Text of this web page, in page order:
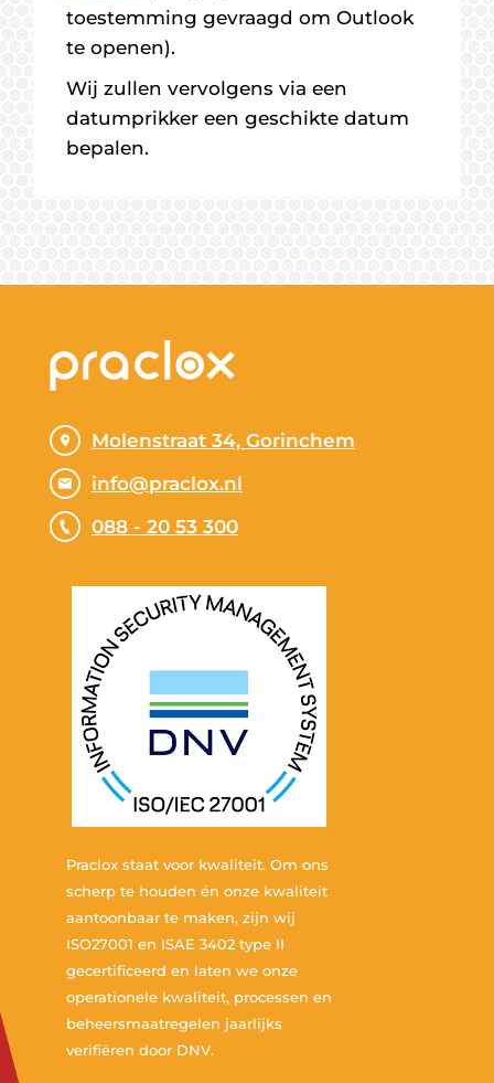
toestemming gevraagd om Outlook
te openen).
Wij zullen vervolgens via een
datumprikker een geschikte datum
bepalen.
Molenstraat 34, Gorinchem
info@praclox.nl
088 - 20 53 300
Praclox staat voor kwaliteit. Om ons
scherp te houden én onze kwaliteit
aantoonbaar te maken, zijn wij
ISO27001 en ISAE 3402 type II
gecertificeerd en laten we onze
operationele kwaliteit, processen en
beheersmaatregelen jaarlijks
verifiëren door DNV.